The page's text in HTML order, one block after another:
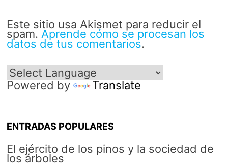
Este sitio usa Akismet para reducir el
spam. Aprende cómo se procesan los
datos de tus comentarios.
Powered by Translate
ENTRADAS POPULARES
El ejército de los pinos y la sociedad de
los árboles